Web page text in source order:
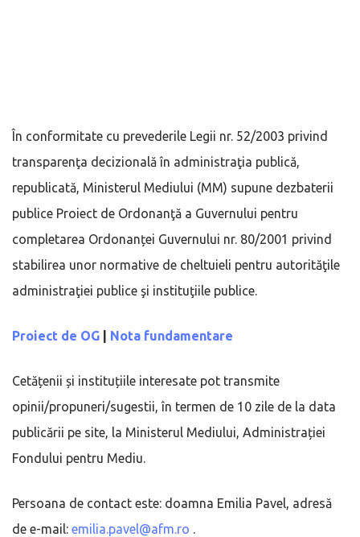
În conformitate cu prevederile Legii nr. 52/2003 privind
transparenţa decizională în administraţia publică,
republicată, Ministerul Mediului (MM) supune dezbaterii
publice Proiect de Ordonanţă a Guvernului pentru
completarea Ordonanței Guvernului nr. 80/2001 privind
stabilirea unor normative de cheltuieli pentru autorităţile
administraţiei publice şi instituţiile publice.
Proiect de OG Nota fundamentare
Cetățenii și instituțiile interesate pot transmite
opinii/propuneri/sugestii, în termen de 10 zile de la data
publicării pe site, la Ministerul Mediului, Administrației
Fondului pentru Mediu.
Persoana de contact este: doamna Emilia Pavel, adresă
de e-mail: emilia.pavel@afm.ro .